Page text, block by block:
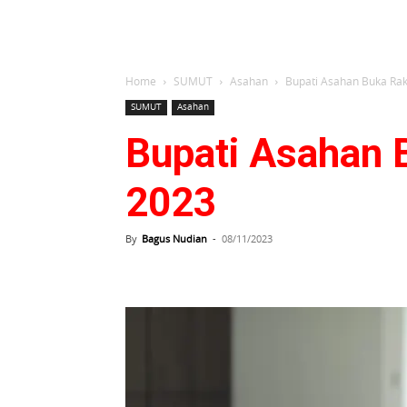
Home SUMUT Asahan Bupati Asahan Buka
SUMUT Asahan
Bupati Asahan
2023
By Bagus Nudian - 08/11/2023